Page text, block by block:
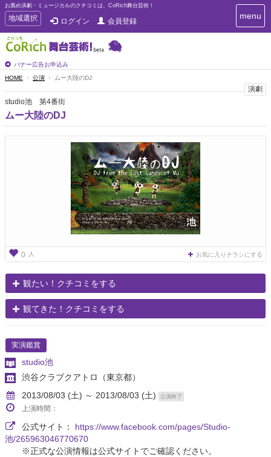
お薦め演劇・ミュージカルのクチコミは、CoRich舞台芸術！
T
o
g
g
e
n
a
v
i
g
地域選択 ログイン 会員登録
バナー広告お申込み
T
o
i
g
menu
HOME 公演 ムー大陸のDJ
演劇
studio池 第4番街
ムー大陸のDJ
0 人 お気に入りチラシにする
観たい！クチコミをする
観てきた！クチコミをする
実演鑑賞
studio池
渋谷クラブクアトロ
（東京都）
2013/08/03 (土) ～ 2013/08/03 (土)
公演終了
上演時間：
公式サイト： https://www.facebook.com/pages/Studio-
池/265963046770670
※正式な公演情報は公式サイトでご確認ください。